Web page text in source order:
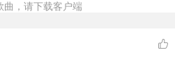
曲，请下载客户端